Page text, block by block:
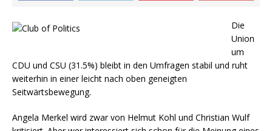
Die
Union
um
CDU und CSU (31.5%) bleibt in den Umfragen stabil und ruht
weiterhin in einer leicht nach oben geneigten
Seitwärtsbewegung.
Angela Merkel wird zwar von Helmut Kohl und Christian Wulf